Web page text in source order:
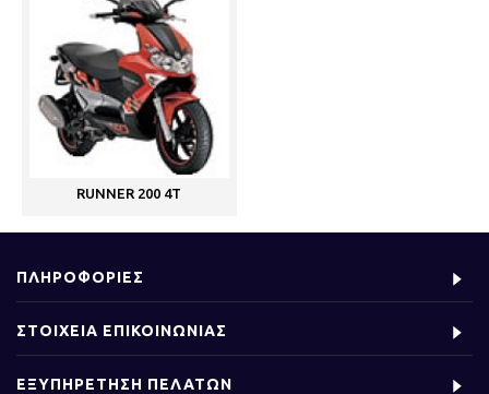
RUNNER 200 4T
ΠΛΗΡΟΦΟΡΙΕΣ
ΣΤΟΙΧΕΙΑ ΕΠΙΚΟΙΝΩΝΙΑΣ
ΕΞΥΠΗΡΕΤΗΣΗ ΠΕΛΑΤΩΝ